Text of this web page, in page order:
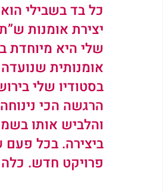
כל בד בשבילי
יצירת אומנות
שלי היא מיוחדת
אומנותית
בסטודיו שלי
הרגשה הכי
והלביש אותו
ביצירה. בכל
פרויקט חדש.